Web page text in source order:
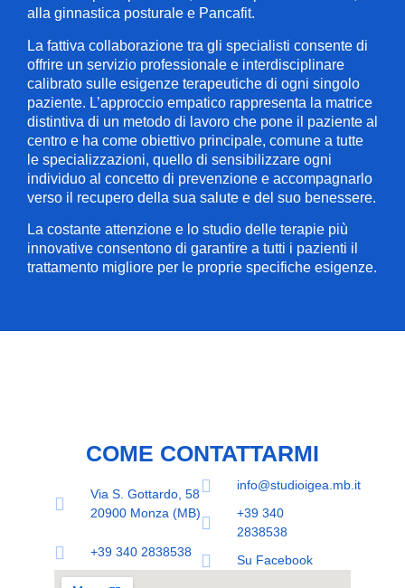
alla ginnastica posturale e Pancafit.
La fattiva collaborazione tra gli specialisti consente di
offrire un servizio professionale e interdisciplinare
calibrato sulle esigenze terapeutiche di ogni singolo
paziente. L’approccio empatico rappresenta la matrice
distintiva di un metodo di lavoro che pone il paziente al
centro e ha come obiettivo principale, comune a tutte
le specializzazioni, quello di sensibilizzare ogni
individuo al concetto di prevenzione e accompagnarlo
verso il recupero della sua salute e del suo benessere.
La costante attenzione e lo studio delle terapie più
innovative consentono di garantire a tutti i pazienti il
trattamento migliore per le proprie specifiche esigenze.
COME CONTATTARMI
Via S. Gottardo, 58
20900 Monza (MB)
+39 340 2838538
info@studioigea.mb.it
+39 340
2838538
Su Facebook